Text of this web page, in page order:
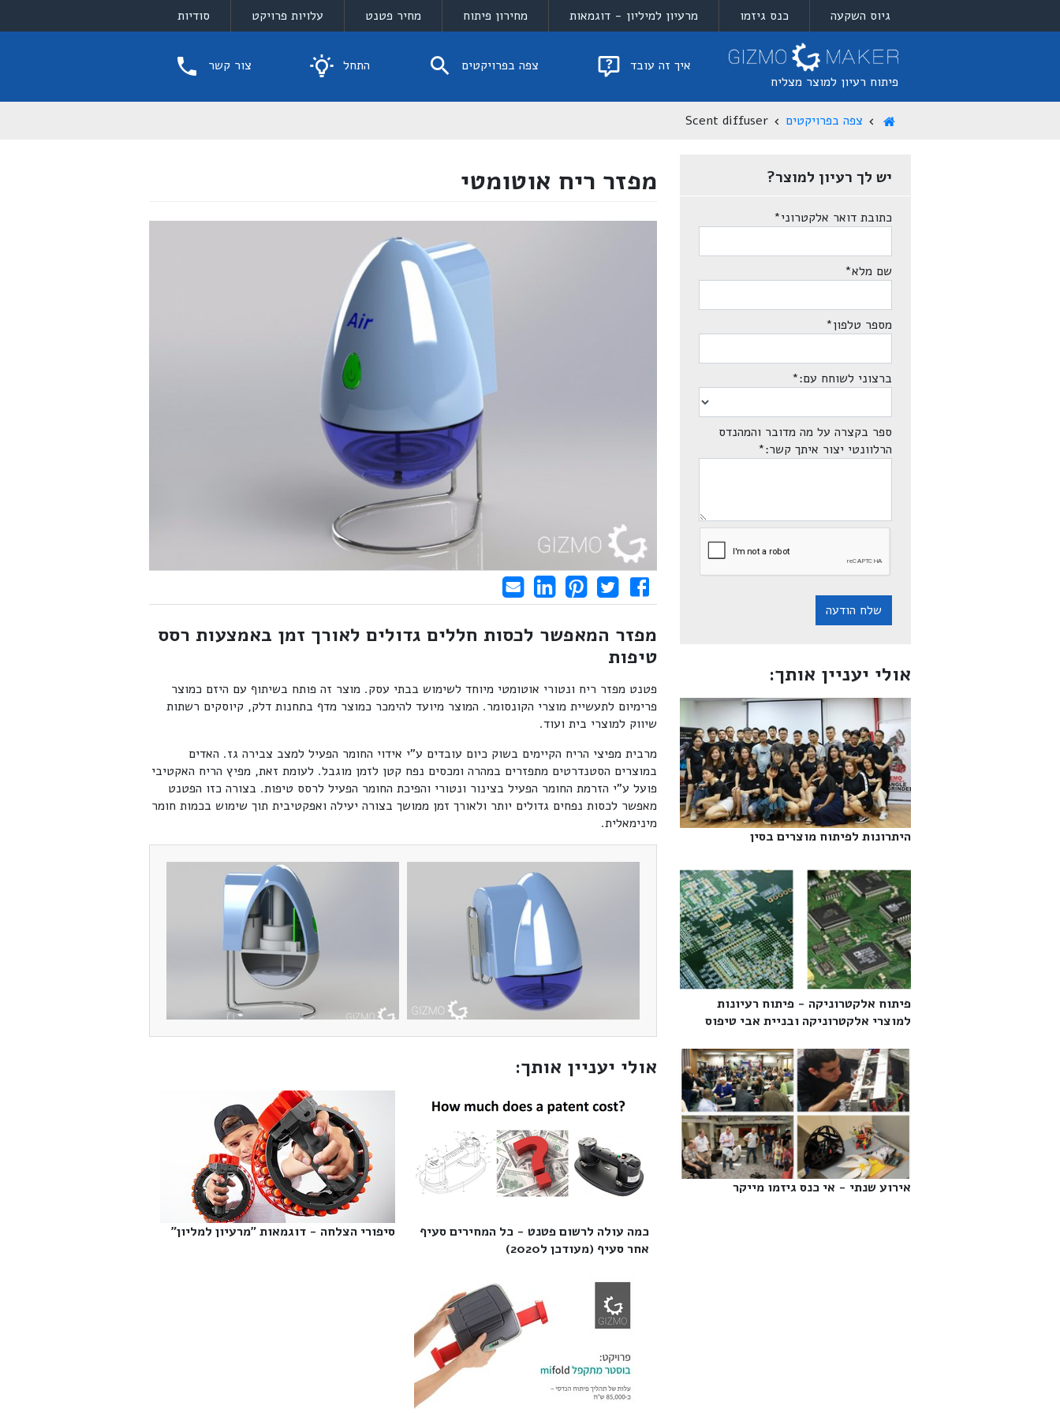
גיוס השקעה כנס גיזמו מרעיון למיליון - דוגמאות מחירון פיתוח מחיר פטנט עלויות פרויקט סודיות
פיתוח רעיון למוצר מצליח
איך זה עובד צפה בפרויקטים התחל צור קשר
צפה בפרויקטים Scent diffuser
מפזר ריח אוטומטי
Share on Facebook
Tweet
Pin it
Share on LinkedIn
Send email
מפזר המאפשר לכסות חללים גדולים לאורך זמן באמצעות רסס
טיפות
פטנט מפזר ריח ונטורי אוטומטי מיוחד לשימוש בבתי עסק. מוצר זה פותח בשיתוף עם היזם כמוצר
פרימיום לתעשיית מוצרי הקונסומר. המוצר מיועד להימכר כמוצר מדף בתחנות דלק, קיוסקים רשתות
שיווק למוצרי בית ועוד.
מרבית מפיצי הריח הקיימים בשוק כיום עובדים ע"י אידוי החומר הפעיל למצב צבירה גז. האדים
במוצרים הסטנדרטים מתפזרים במהרה ומכסים נפח קטן לזמן מוגבל. לעומת זאת, מפיץ הריח האקטיבי
פועל ע"י הזרמת החומר הפעיל בצינור ונטורי והפיכת החומר הפעיל לרסס טיפות. בצורה כזו הפטנט
מאפשר לכסות נפחים גדולים יותר ולאורך זמן ממושך בצורה יעילה ואפקטיבית תוך שימוש בכמות חומר
מינימאלית.
אולי יעניין אותך:
כמה עולה לרשום פטנט - כל המחירים סעיף
אחר סעיף (מעודכן ל2020)‎
סיפורי הצלחה - דוגמאות "מרעיון למליון"‎
יש לך רעיון למוצר?
כתובת דואר אלקטרוני*
שם מלא*
מספר טלפון*
ברצוני לשוחח עם:*
ספר בקצרה על מה מדובר והמהנדס
הרלוונטי יצור איתך קשר:*
שלח הודעה
אולי יעניין אותך:
היתרונות לפיתוח מוצרים בסין‎
פיתוח אלקטרוניקה - פיתוח רעיונות
למוצרי אלקטרוניקה ובניית אבי טיפוס‎
אירוע שנתי - אי כנס גיזמו מייקר‎